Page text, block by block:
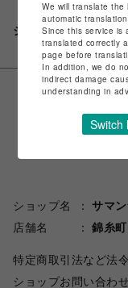
シェアする
ショップ名
サマ
店舗名
錦糸
特定商取引法など法
ショップお問い合わ
We will translate
automatic
Since this service is
translated correctly
page before
In addition, we do
indirect damage
understanding in
Switch